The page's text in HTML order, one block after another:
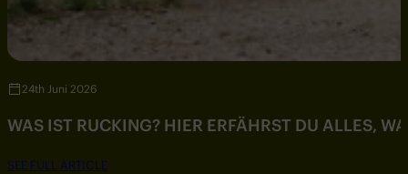
24th Juni 2026
WAS IST RUCKING? HIER ERFÄHRST DU ALLES,
SEE FULL ARTICLE